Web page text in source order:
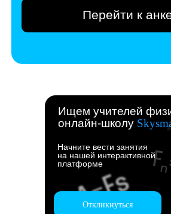
Ищем учителей
онлайн-школу
Начните вести занятия
на нашей интерактивной
платформе
Откликнуться